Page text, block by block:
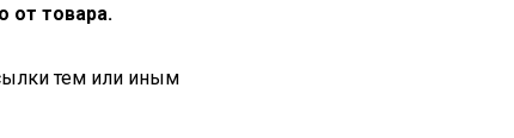
от товара.
тем или иным